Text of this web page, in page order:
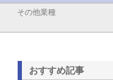
その他業種
おすすめ記事